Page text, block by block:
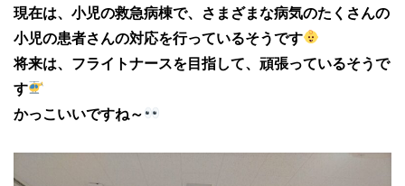
現在は、小児の救急病棟で、さまざまな病気のたくさんの
小児の患者さんの対応を行っているそうです
将来は、フライトナースを目指して、頑張っているそうで
す
かっこいいですね～